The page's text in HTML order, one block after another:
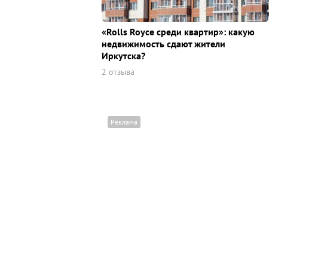
«Rolls Royce среди квaртир»: какую
недвижимость сдают жители
Иркутска?
2 отзыва